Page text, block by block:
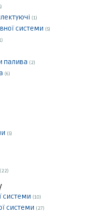
(1)
системи (5)
палива (2)
(6)
(5)
(22)
системи (10)
системи (27)